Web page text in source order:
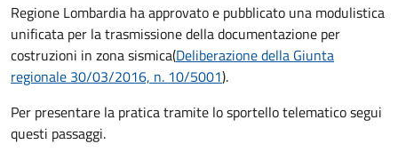
Regione Lombardia ha approvato e pubblicato una modulistica
unificata per la trasmissione della documentazione per
costruzioni in zona sismica(Deliberazione della Giunta
regionale 30/03/2016, n. 10/5001).
Per presentare la pratica tramite lo sportello telematico segui
questi passaggi.